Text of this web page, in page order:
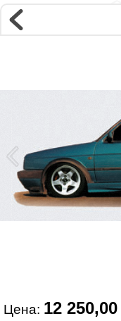
Магазин
Интернет-магазин �...
Цена: 12
г.
ул
Маршрут на